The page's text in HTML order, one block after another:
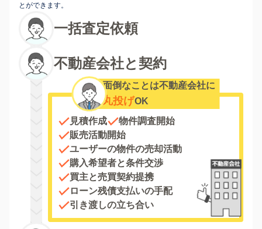
とができます。
一括査定依頼
不動産会社と契約
面倒なことは不動産会社に
丸投げOK
見積作成
物件調査開始
販売活動開始
ユーザーの物件の売却活動
購入希望者と条件交渉
買主と売買契約提携
ローン残債支払いの手配
引き渡しの立ち合い